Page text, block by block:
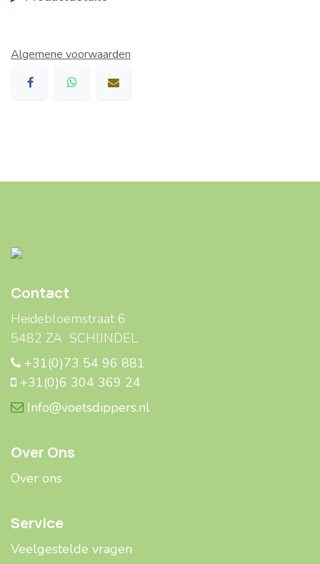
Algemene voorwaarden
Contact
Heidebloemstraat 6
5482 ZA SCHIJNDEL
+31(0)73 54 96 881
+31(0)6 304 369 24
Info@voetsdippers.nl
Over Ons
Over ons
Service
Veelgestelde ​​vragen